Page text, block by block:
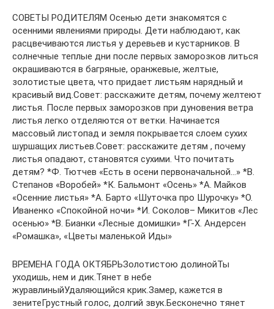
СОВЕТЫ РОДИТЕЛЯМ Осенью дети знакомятся с
осенними явлениями природы. Дети наблюдают, как
расцвечиваются листья у деревьев и кустарников. В
солнечные теплые дни после первых заморозков литься
окрашиваются в багряные, оранжевые, желтые,
золотистые цвета, что придает листьям нарядный и
красивый вид.Совет: расскажите детям, почему желтеют
листья. После первых заморозков при дуновения ветра
листья легко отделяются от ветки. Начинается
массовый листопад и земля покрывается слоем сухих
шуршащих листьев.Совет: расскажите детям , почему
листья опадают, становятся сухими. Что почитать
детям? *Ф. Тютчев «Есть в осени первоначальной…» *В.
Степанов «Воробей» *К. Бальмонт «Осень» *А. Майков
«Осенние листья» *А. Барто «Шуточка про Шурочку» *О.
Иваненко «Спокойной ночи» *И. Соколов– Микитов «Лес
осенью» *В. Бианки «Лесные домишки» *Г-Х. Андерсен
«Ромашка», «Цветы маленькой Иды»
ВРЕМЕНА ГОДА ОКТЯБРЬЗолотистою долинойТы
уходишь, нем и дик.Тянет в небе
журавлиныйУдаляющийся крик.Замер, кажется в
зенитеГрустный голос, долгий звук.Бесконечно тянет